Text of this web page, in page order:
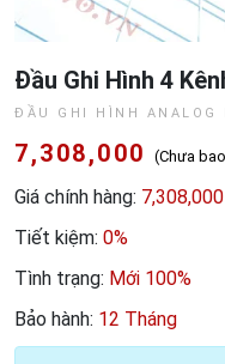
Đầu Ghi Hình 4
ĐẦU GHI HÌNH ANALOG
7,308,000 (Chưa
Giá chính hàng:
Tiết kiệm: 0%
Tình trạng: Mới 100%
Bảo hành: 12 Tháng